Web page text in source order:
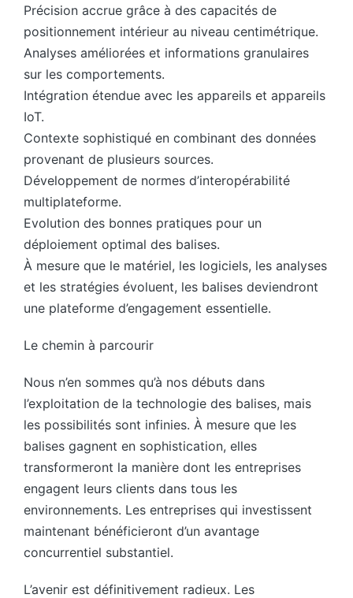
Précision accrue grâce à des capacités de
positionnement intérieur au niveau centimétrique.
Analyses améliorées et informations granulaires
sur les comportements.
Intégration étendue avec les appareils et appareils
IoT.
Contexte sophistiqué en combinant des données
provenant de plusieurs sources.
Développement de normes d’interopérabilité
multiplateforme.
Evolution des bonnes pratiques pour un
déploiement optimal des balises.
À mesure que le matériel, les logiciels, les analyses
et les stratégies évoluent, les balises deviendront
une plateforme d’engagement essentielle.
Le chemin à parcourir
Nous n’en sommes qu’à nos débuts dans
l’exploitation de la technologie des balises, mais
les possibilités sont infinies. À mesure que les
balises gagnent en sophistication, elles
transformeront la manière dont les entreprises
engagent leurs clients dans tous les
environnements. Les entreprises qui investissent
maintenant bénéficieront d’un avantage
concurrentiel substantiel.
L’avenir est définitivement radieux. Les